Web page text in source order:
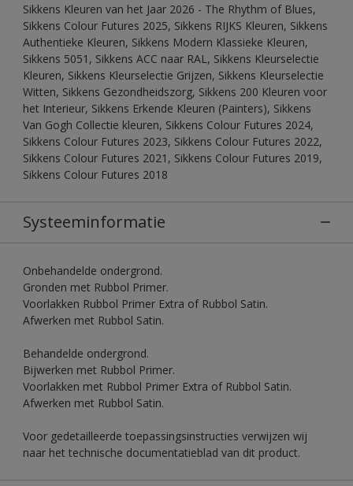
Sikkens Kleuren van het Jaar 2026 - The Rhythm of Blues,
Sikkens Colour Futures 2025, Sikkens RIJKS Kleuren, Sikkens
Authentieke Kleuren, Sikkens Modern Klassieke Kleuren,
Sikkens 5051, Sikkens ACC naar RAL, Sikkens Kleurselectie
Kleuren, Sikkens Kleurselectie Grijzen, Sikkens Kleurselectie
Witten, Sikkens Gezondheidszorg, Sikkens 200 Kleuren voor
het Interieur, Sikkens Erkende Kleuren (Painters), Sikkens
Van Gogh Collectie kleuren, Sikkens Colour Futures 2024,
Sikkens Colour Futures 2023, Sikkens Colour Futures 2022,
Sikkens Colour Futures 2021, Sikkens Colour Futures 2019,
Sikkens Colour Futures 2018
Systeeminformatie
Onbehandelde ondergrond.
Gronden met Rubbol Primer.
Voorlakken Rubbol Primer Extra of Rubbol Satin.
Afwerken met Rubbol Satin.
Behandelde ondergrond.
Bijwerken met Rubbol Primer.
Voorlakken met Rubbol Primer Extra of Rubbol Satin.
Afwerken met Rubbol Satin.
Voor gedetailleerde toepassingsinstructies verwijzen wij
naar het technische documentatieblad van dit product.